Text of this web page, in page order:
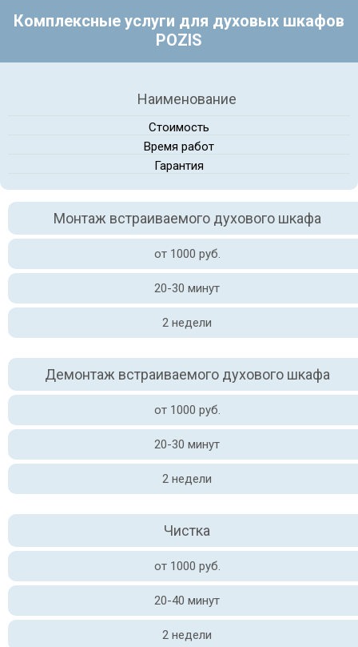
Комплексные услуги для духовых шкафов
POZIS
Наименование
Стоимость
Время работ
Гарантия
Монтаж встраиваемого духового шкафа
от 1000 руб.
20-30 минут
2 недели
Демонтаж встраиваемого духового шкафа
от 1000 руб.
20-30 минут
2 недели
Чистка
от 1000 руб.
20-40 минут
2 недели